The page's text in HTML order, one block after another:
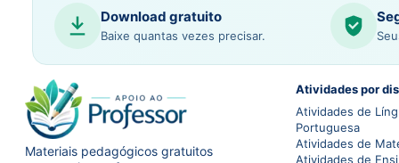
Download gratuito
Baixe quantas vezes precisar.
Materiais pedagógicos gratuitos
Atividades por
Atividades de
Portuguesa
Atividades de
Atividades de